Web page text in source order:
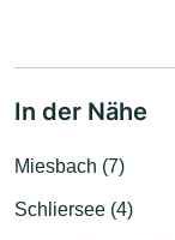
In der Nähe
Miesbach (7)
Schliersee (4)